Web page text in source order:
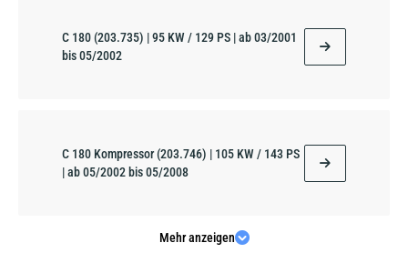
C 180 (203.735) | 95 KW / 129 PS | ab 03/2001
bis 05/2002
C 180 Kompressor (203.746) | 105 KW / 143 PS
| ab 05/2002 bis 05/2008
Mehr anzeigen